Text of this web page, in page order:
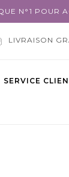
N°1 POUR
LIVRAISON
SERVICE